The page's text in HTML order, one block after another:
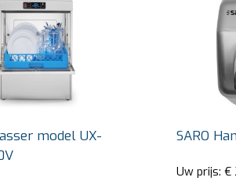
model UX-
SARO
Uw prijs: €